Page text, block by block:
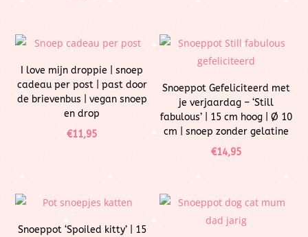
I love mijn droppie | snoep
cadeau per post | past door
de brievenbus | vegan snoep
en drop
€11,95
Snoeppot Gefeliciteerd met
je verjaardag – ‘Still
fabulous’ | 15 cm hoog | Ø 10
cm | snoep zonder gelatine
€14,95
Snoeppot ‘Spoiled kitty’ | 15